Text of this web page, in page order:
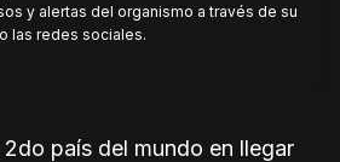
y alertas del organismo a través de su
las redes sociales.
2do país del mundo en llegar